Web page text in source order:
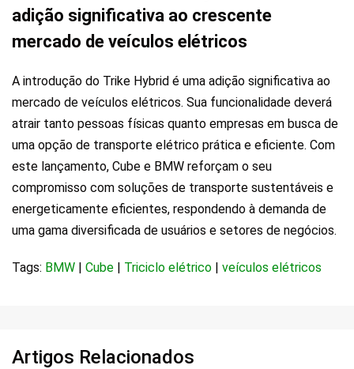
adição significativa ao crescente
mercado de veículos elétricos
A introdução do Trike Hybrid é uma adição significativa ao
mercado de veículos elétricos. Sua funcionalidade deverá
atrair tanto pessoas físicas quanto empresas em busca de
uma opção de transporte elétrico prática e eficiente. Com
este lançamento, Cube e BMW reforçam o seu
compromisso com soluções de transporte sustentáveis e
energeticamente eficientes, respondendo à demanda de
uma gama diversificada de usuários e setores de negócios.
Tags: BMW | Cube | Triciclo elétrico | veículos elétricos
Artigos Relacionados